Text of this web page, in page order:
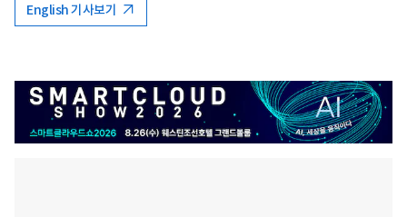
English 기사보기